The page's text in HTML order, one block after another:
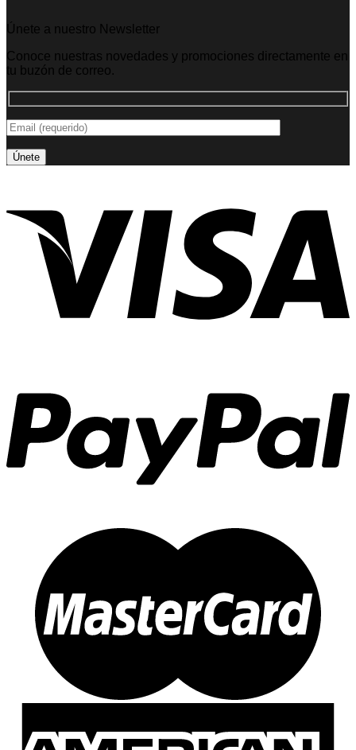
Únete a nuestro Newsletter
Conoce nuestras novedades y promociones directamente en
tu buzón de correo.